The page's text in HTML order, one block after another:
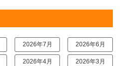
2026年7月 2026年6月
2026年4月 2026年3月